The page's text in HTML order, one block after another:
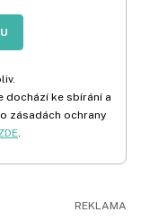
dochází ke sbírání a
zásadách ochrany
.